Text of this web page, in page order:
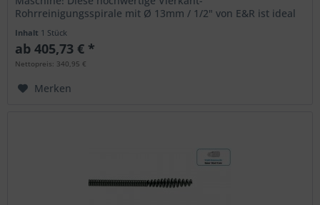
Rohrreinigungsspirale mit Ø 13mm / 1/2" von E&R ist ideal
Inhalt 1 Stück
ab 405,73 € *
Nettopreis: 340,95 €
Merken